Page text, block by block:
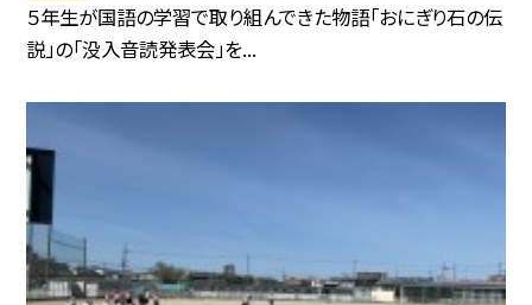
５年生が国語の学習で取り組んできた物語「おにぎり石の伝
説」の「没入音読発表会」を...